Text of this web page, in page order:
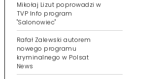
Mikołaj Lizut poprowadzi w
TVP Info program
"Salonowiec"
Rafał Zalewski autorem
nowego programu
kryminalnego w Polsat
News